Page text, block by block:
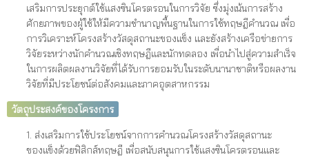
เสริมการประยุกต์ใช้แสงซินโครตรอนในการวิจัย ซึ่งมุ่งเน้นการสร้าง
ศักยภาพของผู้ใช้ให้มีความชำนาญพื้นฐานในการใช้ทฤษฎีคำนวณ เพื่อ
การวิเคราะห์โครงสร้างวัสดุสถานะของแข็ง และยังสร้างเครือข่ายการ
วิจัยระหว่างนักคำนวณเชิงทฤษฎีและนักทดลอง เพื่อนำไปสู่ความสำเร็จ
ในการผลิตผลงานวิจัยที่ได้รับการยอมรับในระดับนานาชาติหรือผลงาน
วิจัยที่มีประโยชน์ต่อสังคมและภาคอุตสาหกรรม
วัตถุประสงค์ของโครงการ
1. ส่งเสริมการใช้ประโยชน์จากการคำนวณโครงสร้างวัสดุสถานะ
ของแข็งด้วยฟิสิกส์ทฤษฎี เพื่อสนับสนุนการใช้แสงซินโครตรอนและ